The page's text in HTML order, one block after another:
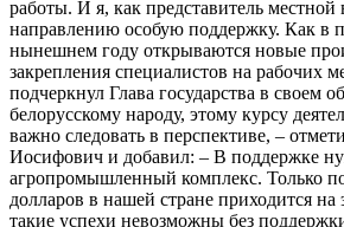
работы. И я, как представитель местной
направлению особую поддержку. Как в
нынешнем году открываются новые
закрепления специалистов на рабочих
подчеркнул Глава государства в своем
белорусскому народу, этому курсу
важно следовать в перспективе, –
Иосифович и добавил: – В поддержке
агропромышленный комплекс. Только
долларов в нашей стране приходится на
такие успехи невозможны без